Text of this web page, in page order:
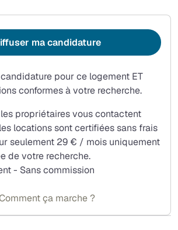
pour ce logement ET
conformes à votre recherche.
propriétaires vous contactent
locations sont certifiées sans frais
seulement 29 € / mois uniquement
de votre recherche.
- Sans commission
ma candidature
ça marche ?